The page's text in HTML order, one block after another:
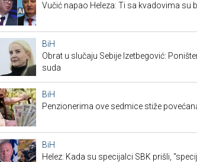
Vučić napao Heleza: Ti sa kvadovima su
BiH
Obrat u slučaju Sebije Izetbegović:
suda
BiH
Penzionerima ove sedmice stiže
BiH
Helez: Kada su specijalci SBK prišli,